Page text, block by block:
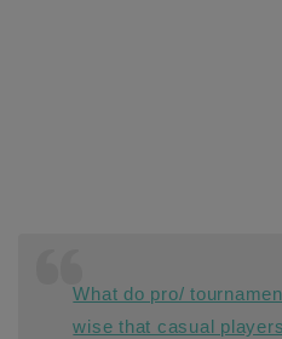
What do pro/
wise that casual